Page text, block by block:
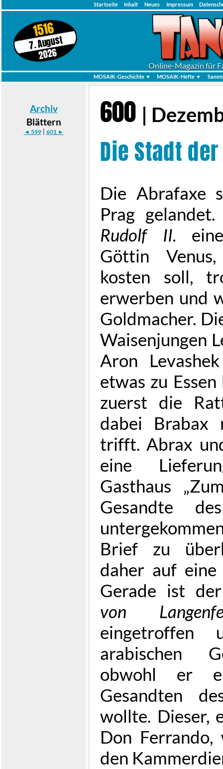
Startseite Inhalt Neues Impressum
1516
7. August
2026
Online-Magazin für
MOSAIK-Geschichte ▼ MOSAIK-Hefte ▼
Archiv
Blättern
◄ 599| 601 ►
600 |
Die Stadt
Die Abrafaxe
Prag
Rudolf II.
Göttin
kosten soll,
erwerben und
Goldmacher.
Waisenjungen
Aron
etwas zu
zuerst die
dabei Brabax
trifft. Abrax
eine
Gasthaus
Gesandte
Brief zu
daher auf eine
Gerade ist
von
arabischen
obwohl er
Gesandten
wollte. Dieser,
Don
den